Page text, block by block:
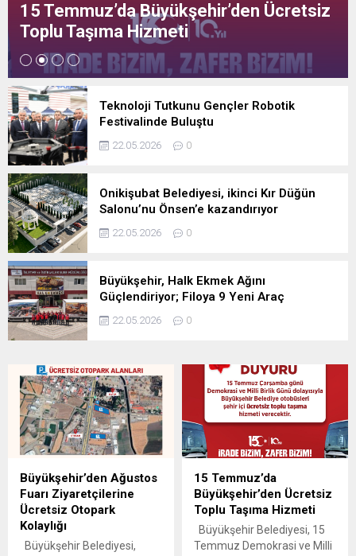
15 Temmuz’da Büyükşehir’den Ücretsiz
Toplu Taşıma Hizmeti
Teknoloji Tutkunu Gençler Robotik
Festivalinde Buluştu
22.05.2026 0
Onikişubat Belediyesi, ikinci Kır Düğün
Salonu’nu Önsen’e kazandırıyor
22.05.2026 0
Büyükşehir, Halk Ekmek Ağını
Güçlendiriyor; Filoya 9 Yeni Araç
22.05.2026 0
Büyükşehir’den Ağustos
Fuarı Ziyaretçilerine
Ücretsiz Otopark
Kolaylığı
Büyükşehir Belediyesi,
15 Temmuz’da
Büyükşehir’den Ücretsiz
Toplu Taşıma Hizmeti
Büyükşehir Belediyesi, 15
Temmuz Demokrasi ve Milli